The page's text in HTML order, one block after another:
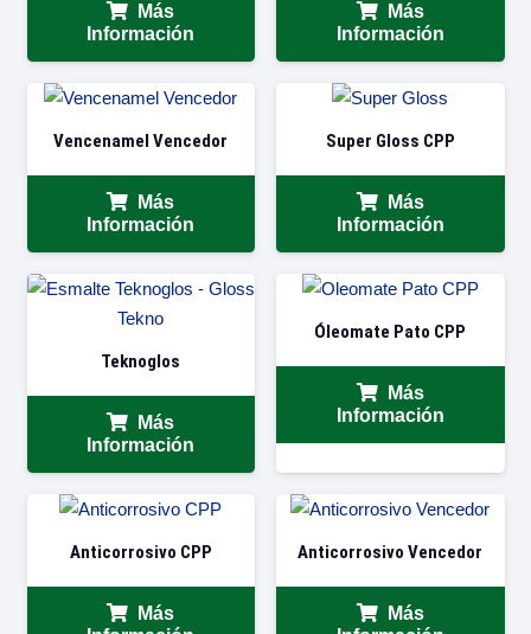
Más
Información
Más
Información
Vencenamel Vencedor
Más
Información
Super Gloss CPP
Más
Información
Teknoglos
Más
Información
Óleomate Pato CPP
Más
Información
Anticorrosivo CPP
Más
Anticorrosivo Vencedor
Más